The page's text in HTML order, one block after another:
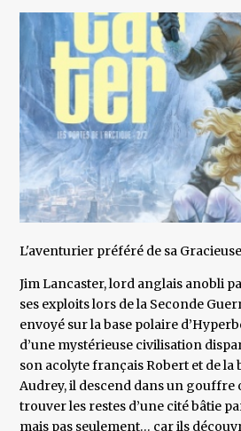
L'aventurier préféré de sa
Jim Lancaster, lord anglais anobli
ses exploits lors de la Seconde
envoyé sur la base polaire
d’une mystérieuse civilisation
son acolyte français Robert et de la
Audrey, il descend dans un gouffre
trouver les restes d’une cité bâtie
mais pas seulement… car ils